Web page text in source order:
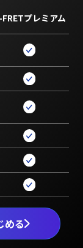
める
FRETプレミアム